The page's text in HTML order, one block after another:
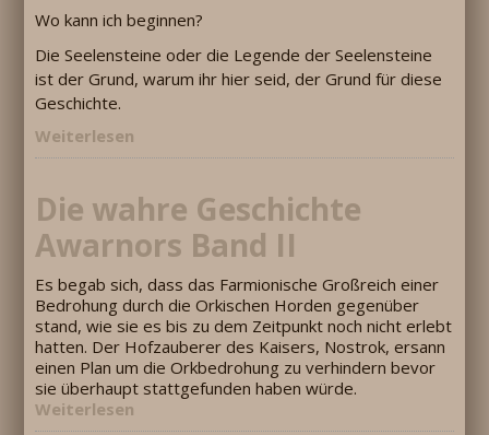
Wo kann ich beginnen?
Die Seelensteine oder die Legende der Seelensteine
ist der Grund, warum ihr hier seid, der Grund für diese
Geschichte.
Weiterlesen
Die wahre Geschichte
Awarnors Band II
Es begab sich, dass das Farmionische Großreich einer
Bedrohung durch die Orkischen Horden gegenüber
stand, wie sie es bis zu dem Zeitpunkt noch nicht erlebt
hatten. Der Hofzauberer des Kaisers, Nostrok, ersann
einen Plan um die Orkbedrohung zu verhindern bevor
sie überhaupt stattgefunden haben würde.
Weiterlesen